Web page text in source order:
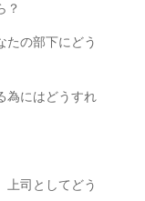
？
の部下にどう
為にはどうすれ
司としてどう